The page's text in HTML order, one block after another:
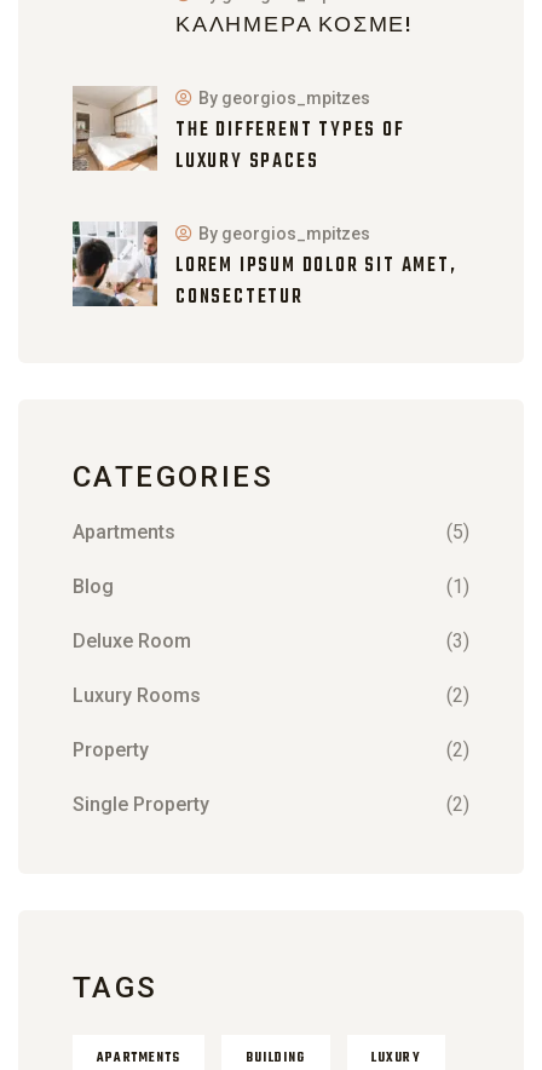
ΚΑΛΗΜΈΡΑ ΚΌΣΜΕ!
THE DIFFERENT TYPES OF
LUXURY SPACES
By georgios_mpitzes
LOREM IPSUM DOLOR SIT AMET,
CONSECTETUR
By georgios_mpitzes
CATEGORIES
Apartments (5)
Blog (1)
Deluxe Room (3)
Luxury Rooms (2)
Property (2)
Single Property (2)
TAGS
APARTMENTS BUILDING LUXURY